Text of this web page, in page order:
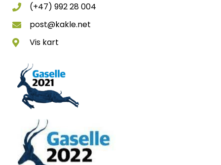
(+47) 992 28 004
post@kakle.net
Vis kart